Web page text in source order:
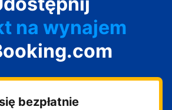
na wynajem
B&B
bezpłatnie